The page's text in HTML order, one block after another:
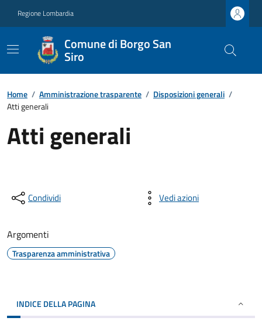
Regione Lombardia
Comune di Borgo San
Siro
Home / Amministrazione trasparente / Disposizioni generali /
Atti generali
Atti generali
Condividi Vedi azioni
Argomenti
Trasparenza amministrativa
INDICE DELLA PAGINA